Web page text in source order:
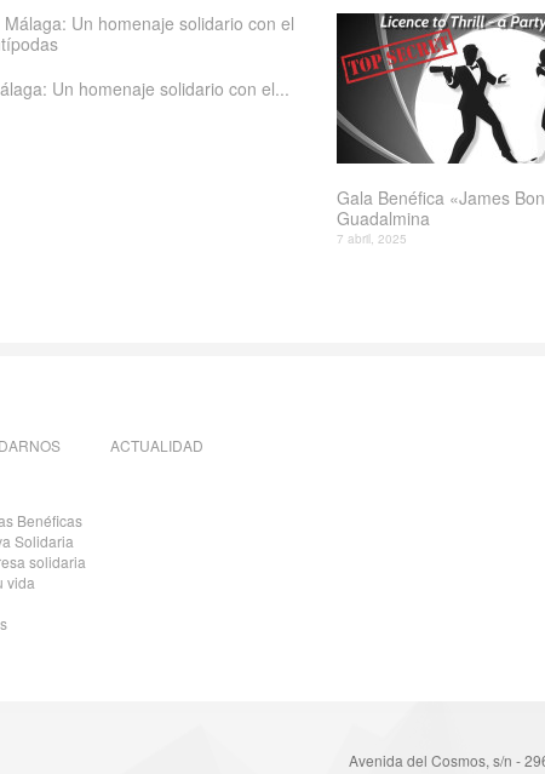
Un homenaje solidario con el...
Gala Benéfica «James
Guadalmina
7 abril, 2025
Benéficas
Solidaria
solidaria
vida
ACTUALIDAD
Avenida del Cosmos, s/n -